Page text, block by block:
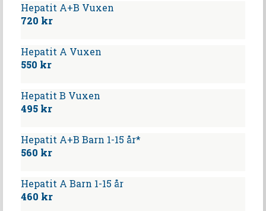
Hepatit A+B Vuxen
720 kr
Hepatit A Vuxen
550 kr
Hepatit B Vuxen
495 kr
Hepatit A+B Barn 1-15 år*
560 kr
Hepatit A Barn 1-15 år
460 kr